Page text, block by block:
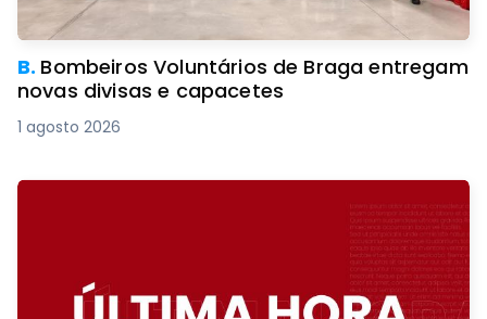
B. Bombeiros Voluntários de Braga entregam
novas divisas e capacetes
1 agosto 2026